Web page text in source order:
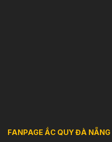
FANPAGE ẮC QUY ĐÀ NẴNG